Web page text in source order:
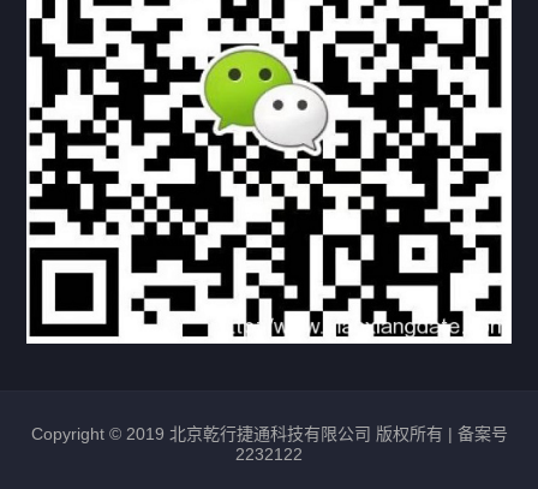
常见问题
购买流程 版权条款
北京乾行捷通荣获阿里巴巴国际站多项年度荣誉，持续引
领ICT与AI行业发展
2025/12/22 529 新闻中心 信创服务器国产服务器
唯一非北美厂商！华为入选2024年Gartner®企业网络技
Copyright © 2019 北京乾行捷通科技有限公司 版权所有 | 备案号
2232122